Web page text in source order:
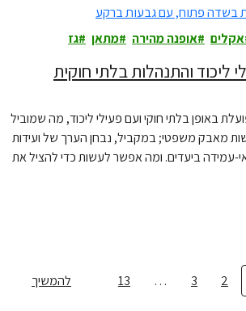
אקלים אופנה מהירה מתאן גז
ליכוד והתנהלות בלתי חוקית
באופן בלתי חוקי ועם פעילי ליכוד, מה שמוביל
מאבק משפטי; במקביל, נבחן הערך של ועידות
עמידה ביעדים. ומה אפשר לעשות כדי להציל את
2
3
…
13 להמשיך